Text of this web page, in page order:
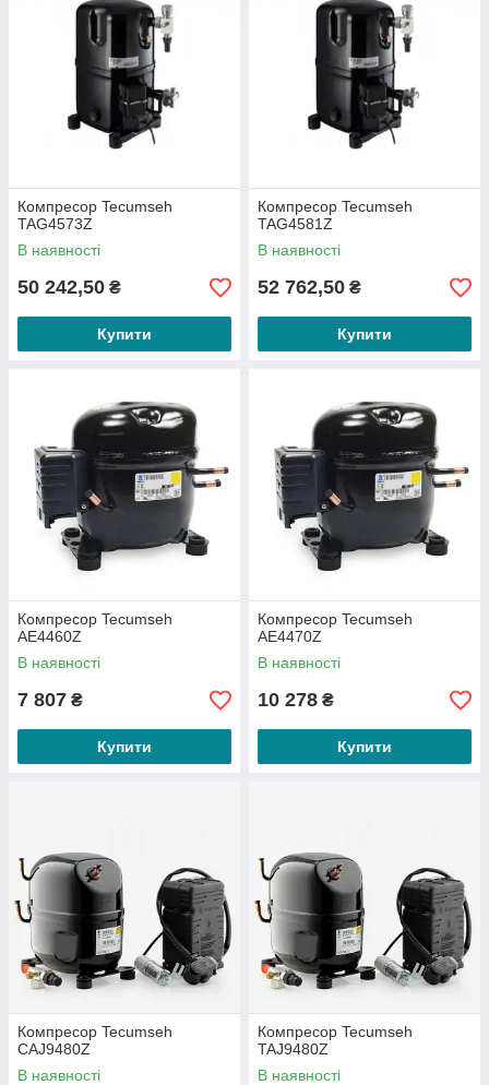
Компресор Tecumseh
TAG4573Z
В наявності
50 242,50 ₴
Купити
Компресор Tecumseh
TAG4581Z
В наявності
52 762,50 ₴
Купити
Компресор Tecumseh
AE4460Z
В наявності
7 807 ₴
Купити
Компресор Tecumseh
AE4470Z
В наявності
10 278 ₴
Купити
Компресор Tecumseh
CAJ9480Z
В наявності
Компресор Tecumseh
TAJ9480Z
В наявності